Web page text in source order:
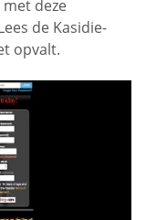
deze
de Kasidie-
opvalt.